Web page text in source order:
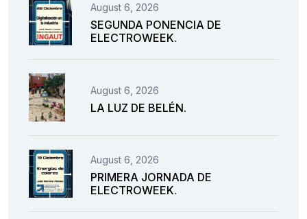
August 6, 2026
SEGUNDA PONENCIA DE
ELECTROWEEK.
August 6, 2026
LA LUZ DE BELÉN.
August 6, 2026
PRIMERA JORNADA DE
ELECTROWEEK.